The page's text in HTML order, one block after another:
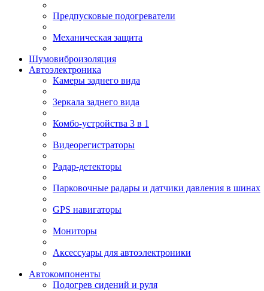
Предпусковые подогреватели
Механическая защита
Шумовиброизоляция
Автоэлектроника
Камеры заднего вида
Зеркала заднего вида
Комбо-устройства 3 в 1
Видеорегистраторы
Радар-детекторы
Парковочные радары и датчики давления в шинах
GPS навигаторы
Мониторы
Аксессуары для автоэлектроники
Автокомпоненты
Подогрев сидений и руля